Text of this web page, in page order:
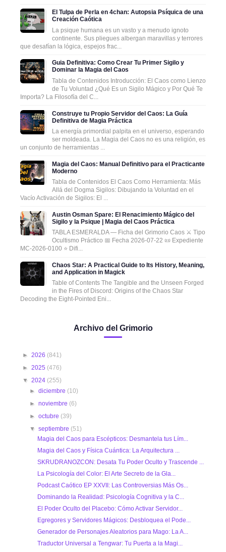
El Tulpa de Perla en 4chan: Autopsia Psíquica de una
Creación Caótica
La psique humana es un vasto y a menudo ignoto
continente. Sus pliegues albergan maravillas y terrores
que desafían la lógica, espejos frac...
Guia Definitiva: Como Crear Tu Primer Sigilo y
Dominar la Magia del Caos
Tabla de Contenidos Introducción: El Caos como Lienzo
de Tu Voluntad ¿Qué Es un Sigilo Mágico y Por Qué Te
Importa? La Filosofía del C...
Construye tu Propio Servidor del Caos: La Guía
Definitiva de Magia Práctica
La energía primordial palpita en el universo, esperando
ser moldeada. La Magia del Caos no es una religión, es
un conjunto de herramientas ...
Magia del Caos: Manual Definitivo para el Practicante
Moderno
Tabla de Contenidos El Caos Como Herramienta: Más
Allá del Dogma Sigilos: Dibujando la Voluntad en el
Vacío Activación de Sigilos: El ...
Austin Osman Spare: El Renacimiento Mágico del
Sigilo y la Psique | Magia del Caos Práctica
TABLA ESMERALDA — Ficha del Grimorio Caos ⚔️ Tipo
Ocultismo Práctico 📅 Fecha 2026-07-22 📜 Expediente
MC-2026-0100 ⭐ Difi...
Chaos Star: A Practical Guide to Its History, Meaning,
and Application in Magick
Table of Contents The Tangible and the Unseen Forged
in the Fires of Discord: Origins of the Chaos Star
Decoding the Eight-Pointed Eni...
Archivo del Grimorio
► 2026 (841)
► 2025 (476)
▼ 2024 (255)
►diciembre (10)
►noviembre (6)
►octubre (39)
▼septiembre (51)
Magia del Caos para Escépticos: Desmantela tus Lím...
Magia del Caos y Física Cuántica: La Arquitectura ...
SKRUDRANOZCON: Desata Tu Poder Oculto y Trascende ...
La Psicología del Color: El Arte Secreto de la Gla...
Podcast Caótico EP XXVII: Las Controversias Más Os...
Dominando la Realidad: Psicología Cognitiva y la C...
El Poder Oculto del Placebo: Cómo Activar Servidor...
Egregores y Servidores Mágicos: Desbloquea el Pode...
Generador de Personajes Aleatorios para Mago: La A...
Traductor Universal a Tengwar: Tu Puerta a la Magi...